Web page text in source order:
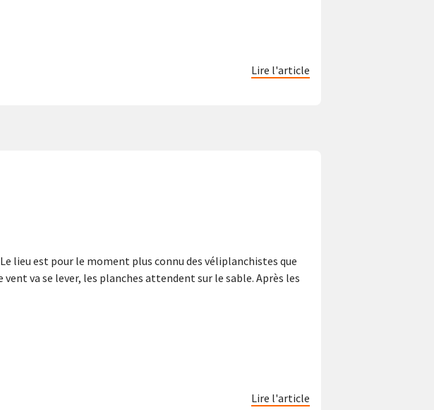
Lire l'article
lieu est pour le moment plus connu des véliplanchistes que
va se lever, les planches attendent sur le sable. Après les
Lire l'article